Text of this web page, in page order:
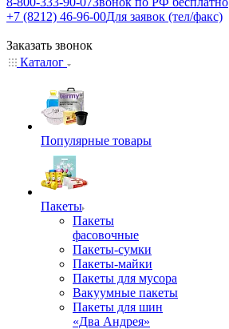
+7 (8212) 46-96-00Для заявок (тел/факс)
Заказать звонок
Каталог
Популярные товары
Пакеты
Пакеты
фасовочные
Пакеты-сумки
Пакеты-майки
Пакеты для мусора
Вакуумные пакеты
Пакеты для шин
«Два Андрея»